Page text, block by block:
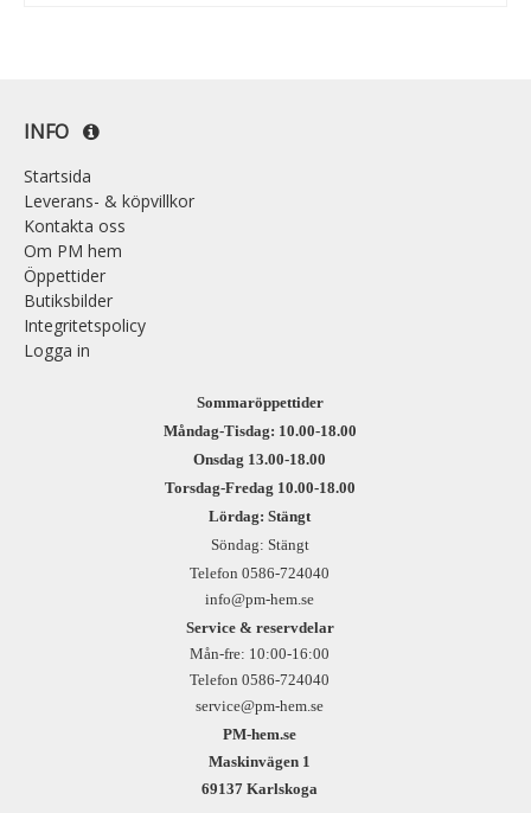
INFO
Startsida
Leverans- & köpvillkor
Kontakta oss
Om PM hem
Öppettider
Butiksbilder
Integritetspolicy
Logga in
Sommaröppettider
Måndag-Tisdag: 10.00-18.00
Onsdag 13.00-18.00
Torsdag-Fredag 10.00-18.00
Lördag: Stängt
Söndag: Stängt
Telefon 0586-724040
info@pm-hem.se
Service & reservdelar
Mån-fre: 10:00-16:00
Telefon 0586-724040
service@pm-hem.se
PM-hem.se
Maskinvägen 1
69137 Karlskoga